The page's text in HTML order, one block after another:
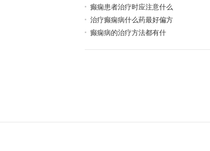
癫痫患者治疗时应注意什么
治疗癫痫病什么药最好偏方
癫痫病的治疗方法都有什